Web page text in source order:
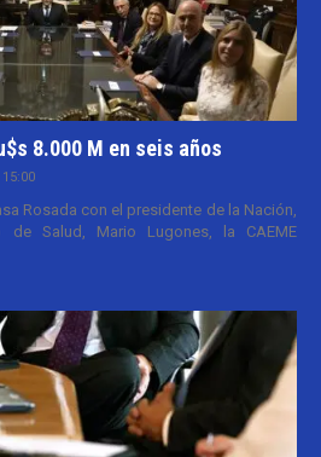
8.000 M en seis años
Rosada con el presidente de la Nación,
Salud, Mario Lugones, la CAEME